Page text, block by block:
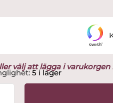
välj att lägga i
5 i lager